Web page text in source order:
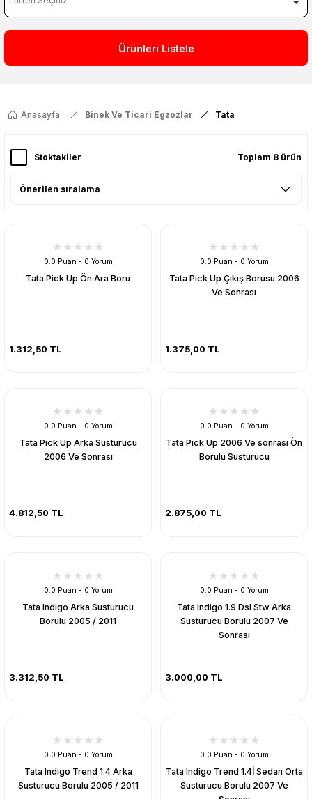
Ürünleri Listele
Anasayfa Binek Ve Ticari Egzozlar Tata
Stoktakiler Toplam 8 ürün
0.0 Puan - 0 Yorum
Tata Pick Up Ön Ara Boru
1.312,50 TL
0.0 Puan - 0 Yorum
Tata Pick Up Çıkış Borusu 2006
Ve Sonrası
1.375,00 TL
0.0 Puan - 0 Yorum
Tata Pick Up Arka Susturucu
2006 Ve Sonrası
4.812,50 TL
0.0 Puan - 0 Yorum
Tata Pick Up 2006 Ve sonrası Ön
Borulu Susturucu
2.875,00 TL
0.0 Puan - 0 Yorum
Tata Indigo Arka Susturucu
Borulu 2005 / 2011
3.312,50 TL
0.0 Puan - 0 Yorum
Tata Indigo 1.9 Dsl Stw Arka
Susturucu Borulu 2007 Ve
Sonrası
3.000,00 TL
0.0 Puan - 0 Yorum
Tata Indigo Trend 1.4 Arka
Susturucu Borulu 2005 / 2011
0.0 Puan - 0 Yorum
Tata Indigo Trend 1.4İ Sedan Orta
Susturucu Borulu 2007 Ve